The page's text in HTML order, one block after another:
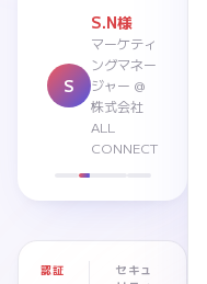
S
S.N様
マーケティ
ングマネー
ジャー @
株式会社
ALL
CONNECT
認証
セキュ